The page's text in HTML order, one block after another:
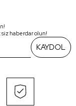
siz haberdar olun!
KAYDOL